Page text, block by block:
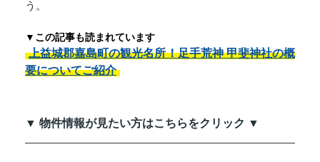
う。
▼この記事も読まれています
上益城郡嘉島町の観光名所！足手荒神 甲斐神社の概
要についてご紹介
▼ 物件情報が見たい方はこちらをクリック ▼